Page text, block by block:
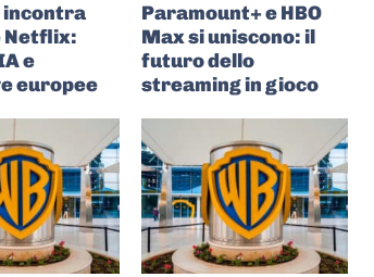
incontra
Netflix:
e
europee
Paramount+ e HBO
Max si uniscono: il
futuro dello
streaming in gioco